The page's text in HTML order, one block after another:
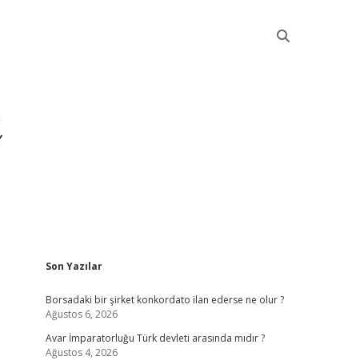
Sidebar
Son Yazılar
Borsadaki bir şirket konkordato ilan ederse ne olur ?
Ağustos 6, 2026
Avar İmparatorluğu Türk devleti arasında mıdır ?
Ağustos 4, 2026